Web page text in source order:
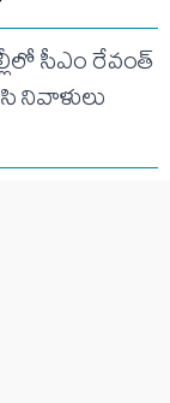
సీఎం రేవంత్
నివాళులు